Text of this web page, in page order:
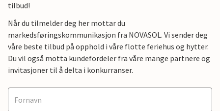
tilbud!
Når du tilmelder deg her mottar du
markedsføringskommunikasjon fra NOVASOL. Vi sender deg
våre beste tilbud på opphold i våre flotte feriehus og hytter.
Du vil også motta kundefordeler fra våre mange partnere og
invitasjoner til å delta i konkurranser.